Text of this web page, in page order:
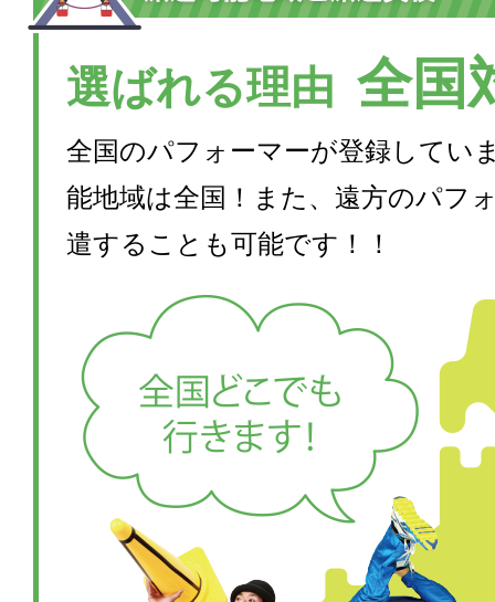
選ばれる理由 全国
全国のパフォーマーが登録してい
能地域は全国！また、遠方のパフ
遣することも可能です！！